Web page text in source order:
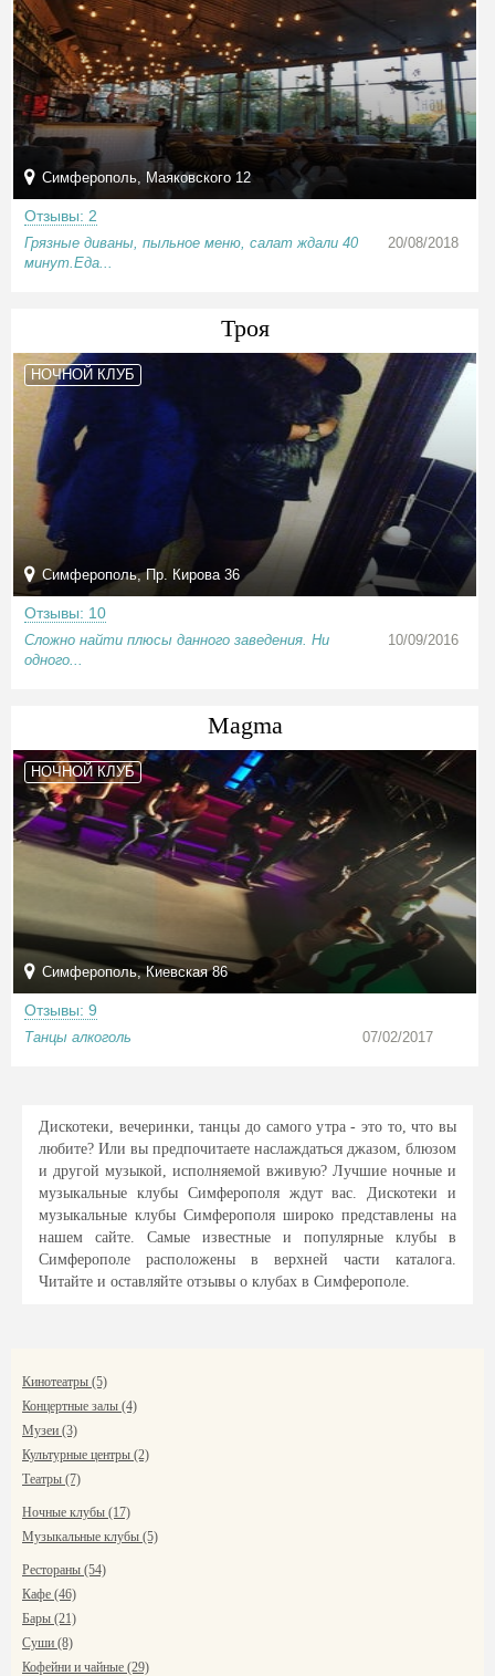
Симферополь, Маяковского 12
Отзывы: 2
Грязные диваны, пыльное меню, салат ждали 40
минут.Еда...
20/08/2018
Троя
НОЧНОЙ КЛУБ
Симферополь, Пр. Кирова 36
Отзывы: 10
Сложно найти плюсы данного заведения. Ни
одного...
10/09/2016
Magma
НОЧНОЙ КЛУБ
Симферополь, Киевская 86
Отзывы: 9
Танцы алкоголь 07/02/2017
Дискотеки, вечеринки, танцы до самого утра - это то, что вы
любите? Или вы предпочитаете наслаждаться джазом, блюзом
и другой музыкой, исполняемой вживую? Лучшие ночные и
музыкальные клубы Симферополя ждут вас. Дискотеки и
музыкальные клубы Симферополя широко представлены на
нашем сайте. Самые известные и популярные клубы в
Симферополе расположены в верхней части каталога.
Читайте и оставляйте отзывы о клубах в Симферополе.
Кинотеатры (5)
Концертные залы (4)
Музеи (3)
Культурные центры (2)
Театры (7)
Ночные клубы (17)
Музыкальные клубы (5)
Рестораны (54)
Кафе (46)
Бары (21)
Суши (8)
Кофейни и чайные (29)